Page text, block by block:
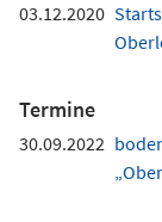
03.12.2020
Termine
30.09.2022